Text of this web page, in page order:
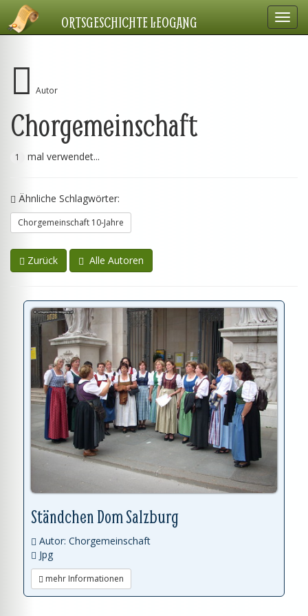
ORTSGESCHICHTE LEOGANG
Autor
Chorgemeinschaft
1 mal verwendet...
Ähnliche Schlagwörter:
Chorgemeinschaft 10-Jahre
Zurück Alle Autoren
Ständchen Dom Salzburg
Autor: Chorgemeinschaft
Jpg
mehr Informationen